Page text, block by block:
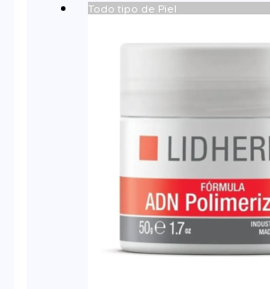
Todo tipo de Piel